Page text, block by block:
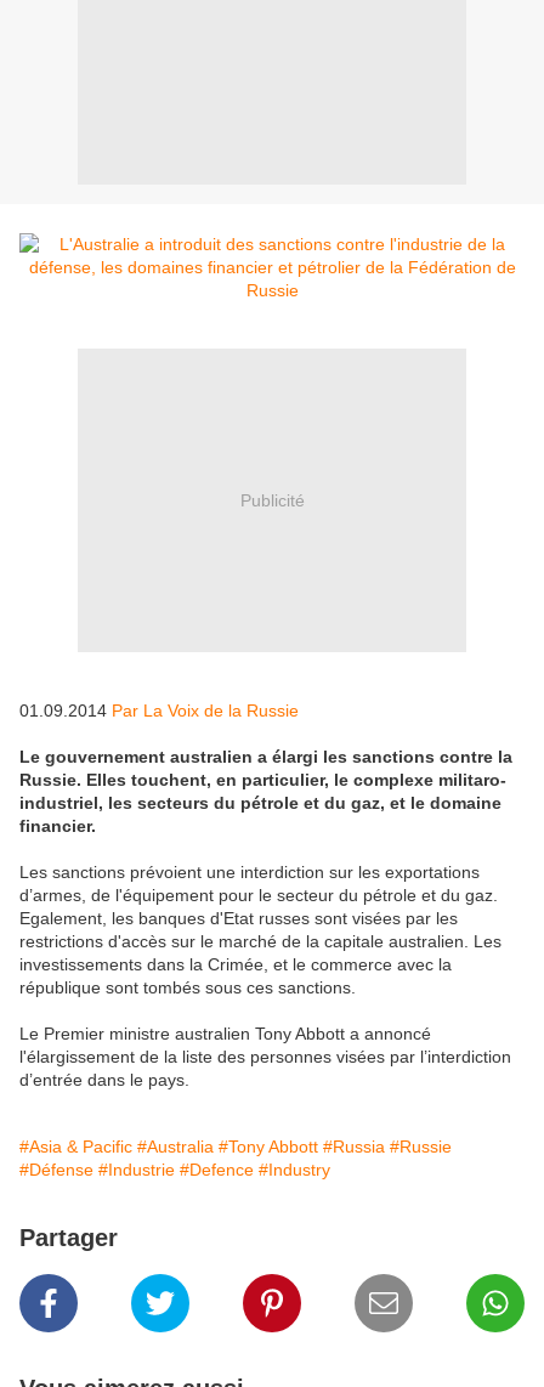
Publicité
01.09.2014 Par La Voix de la Russie
Le gouvernement australien a élargi les sanctions contre la
Russie. Elles touchent, en particulier, le complexe militaro-
industriel, les secteurs du pétrole et du gaz, et le domaine
financier.
Les sanctions prévoient une interdiction sur les exportations
d’armes, de l'équipement pour le secteur du pétrole et du gaz.
Egalement, les banques d'Etat russes sont visées par les
restrictions d'accès sur le marché de la capitale australien. Les
investissements dans la Crimée, et le commerce avec la
république sont tombés sous ces sanctions.
Le Premier ministre australien Tony Abbott a annoncé
l'élargissement de la liste des personnes visées par l’interdiction
d’entrée dans le pays.
#Asia & Pacific #Australia #Tony Abbott #Russia #Russie
#Défense #Industrie #Defence #Industry
Partager